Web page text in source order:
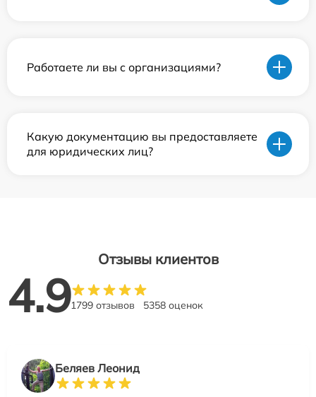
Работаете ли вы с организациями?
Какую документацию вы предоставляете
для юридических лиц?
Отзывы клиентов
4.91799 отзывов 5358 оценок
Беляев Леонид